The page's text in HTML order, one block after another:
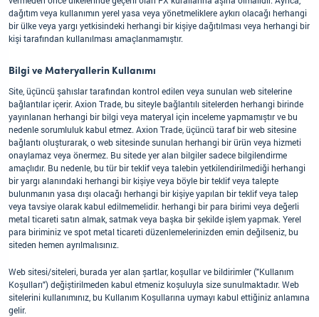
dağıtım veya kullanımın yerel yasa veya yönetmeliklere aykırı olacağı herhangi
bir ülke veya yargı yetkisindeki herhangi bir kişiye dağıtılması veya herhangi bir
kişi tarafından kullanılması amaçlanmamıştır.
Bilgi ve Materyallerin Kullanımı
Site, üçüncü şahıslar tarafından kontrol edilen veya sunulan web sitelerine
bağlantılar içerir. Axion Trade, bu siteyle bağlantılı sitelerden herhangi birinde
yayınlanan herhangi bir bilgi veya materyal için inceleme yapmamıştır ve bu
nedenle sorumluluk kabul etmez. Axion Trade, üçüncü taraf bir web sitesine
bağlantı oluşturarak, o web sitesinde sunulan herhangi bir ürün veya hizmeti
onaylamaz veya önermez. Bu sitede yer alan bilgiler sadece bilgilendirme
amaçlıdır. Bu nedenle, bu tür bir teklif veya talebin yetkilendirilmediği herhangi
bir yargı alanındaki herhangi bir kişiye veya böyle bir teklif veya talepte
bulunmanın yasa dışı olacağı herhangi bir kişiye yapılan bir teklif veya talep
veya tavsiye olarak kabul edilmemelidir. herhangi bir para birimi veya değerli
metal ticareti satın almak, satmak veya başka bir şekilde işlem yapmak. Yerel
para biriminiz ve spot metal ticareti düzenlemelerinizden emin değilseniz, bu
siteden hemen ayrılmalısınız.
Web sitesi/siteleri, burada yer alan şartlar, koşullar ve bildirimler ("Kullanım
Koşulları") değiştirilmeden kabul etmeniz koşuluyla size sunulmaktadır. Web
sitelerini kullanımınız, bu Kullanım Koşullarına uymayı kabul ettiğiniz anlamına
gelir.